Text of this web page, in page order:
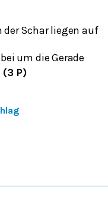
der Schar liegen auf
um die Gerade
(3 P)